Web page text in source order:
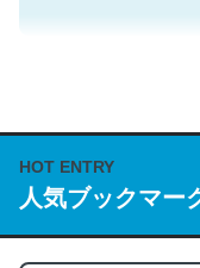
説してる記事が少
https://
/064121
─GPTの仕組みと限界
HOT ENTRY
人気ブックマー